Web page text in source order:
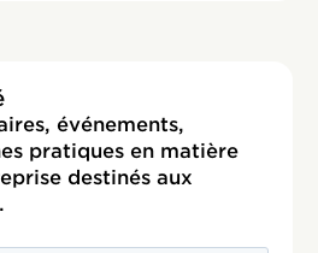
événements,
pratiques en matière
destinés aux